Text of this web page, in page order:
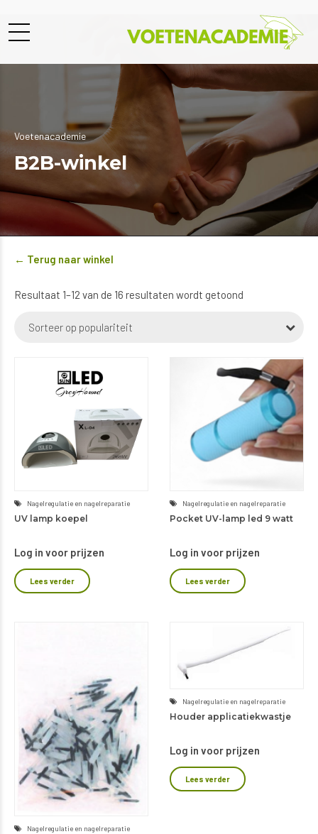
Voetenacademie
B2B-winkel
← Terug naar winkel
Resultaat 1–12 van de 16 resultaten wordt getoond
populariteit
Sorteer op populariteit
Nagelregulatie en nagelreparatie
UV lamp koepel
Log in voor prijzen
Lees verder
Nagelregulatie en nagelreparatie
Pocket UV-lamp led 9 watt
Log in voor prijzen
Lees verder
Nagelregulatie en nagelreparatie
Nagelregulatie en nagelreparatie
Houder applicatiekwastje
Log in voor prijzen
Lees verder